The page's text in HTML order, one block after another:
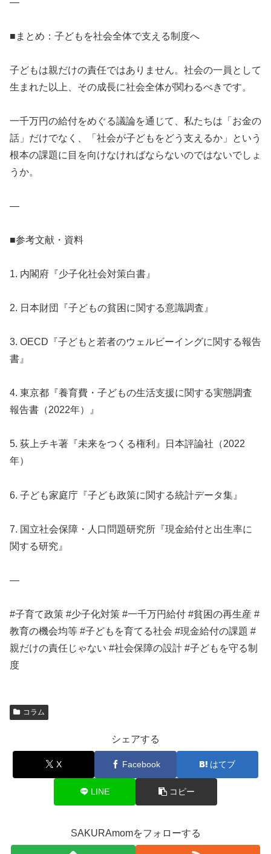
—
■まとめ：子どもを社会全体で支える制度へ
子どもは親だけの責任ではありません。社会の一員として
生まれた以上、その成長に社会全体が関わるべきです。
一千万円の給付をめぐる議論を通じて、私たちは「お金の
話」だけでなく、「社会が子どもをどう支えるか」という
根本の課題に目を向けなければならないのではないでしょ
うか。
—
■参考文献・資料
1. 内閣府『少子化社会対策白書』
2. 日本財団『子どもの貧困に関する意識調査』
3. OECD『子どもと若者のウェルビーイングに関する報告
書』
4. 東京都『養育費・子どもの生活支援に関する実態調査
報告書（2022年）』
5. 荻上チキ著『未来をつくる権利』日本評論社（2022
年）
6. 子ども家庭庁『子ども政策に関する統計データ集』
7. 国立社会保障・人口問題研究所『現金給付と出生率に
関する研究』
—
#子育て政策 #少子化対策 #一千万円給付 #貧困の再生産 #
教育の機会均等 #子どもを育てる社会 #現金給付の課題 #
親だけの責任じゃない #社会保障の設計 #子どもを守る制
度
コラム
シェアする
X Facebook はてブ
LINE コピー
SAKURAmomをフォローする